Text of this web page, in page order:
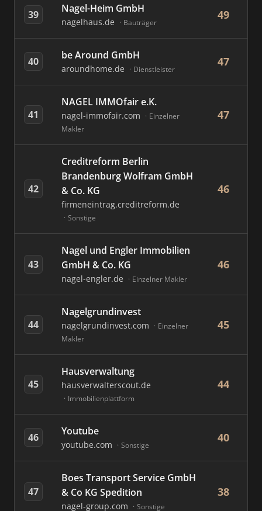
39 Nagel-Heim GmbH
nagelhaus.de Bauträger
49
40 be Around GmbH
aroundhome.de Dienstleister
47
41
NAGEL IMMOfair e.K.
nagel-immofair.com
Einzelner
Makler
47
42
Creditreform Berlin
Brandenburg Wolfram GmbH
& Co. KG
firmeneintrag.creditreform.de
Sonstige
46
43
Nagel und Engler Immobilien
GmbH & Co. KG
nagel-engler.de Einzelner Makler
46
44
Nagelgrundinvest
nagelgrundinvest.com
Einzelner
Makler
45
45
Hausverwaltung
hausverwalterscout.de
Immobilienplattform
44
46 Youtube
youtube.com Sonstige
40
47
Boes Transport Service GmbH
& Co KG Spedition
nagel-group.com Sonstige
38